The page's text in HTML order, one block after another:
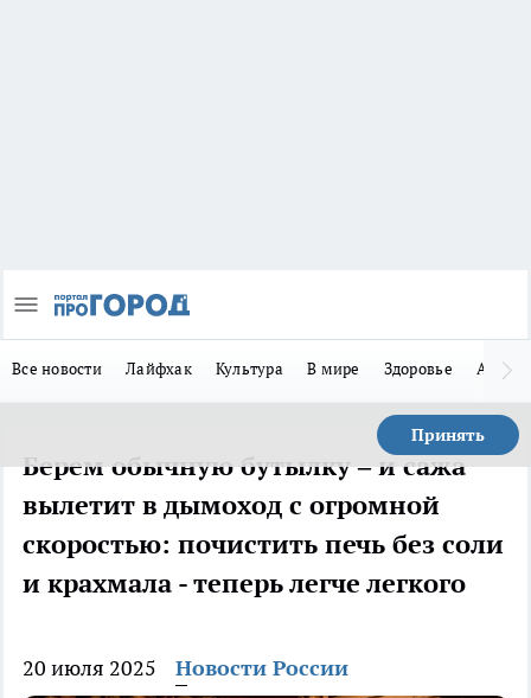
Все новости Лайфхак Культура В мире Здоровье Авто
Принять
Берем обычную бутылку – и сажа
вылетит в дымоход с огромной
скоростью: почистить печь без соли
и крахмала - теперь легче легкого
20 июля 2025 Новости России